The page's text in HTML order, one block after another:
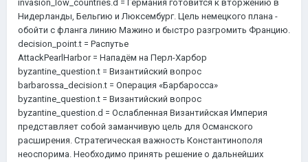
invasion_low_countries.d = Германия готовится к вторжению в
Нидерланды, Бельгию и Люксембург. Цель немецкого плана -
обойти с фланга линию Мажино и быстро разгромить Францию.
decision_point.t = Распутье
AttackPearlHarbor = Нападём на Перл-Харбор
byzantine_question.t = Византийский вопрос
barbarossa_decision.t = Операция «Барбаросса»
byzantine_question.t = Византийский вопрос
byzantine_question.d = Ослабленная Византийская Империя
представляет собой заманчивую цель для Османского
расширения. Стратегическая важность Константинополя
неоспорима. Необходимо принять решение о дальнейших